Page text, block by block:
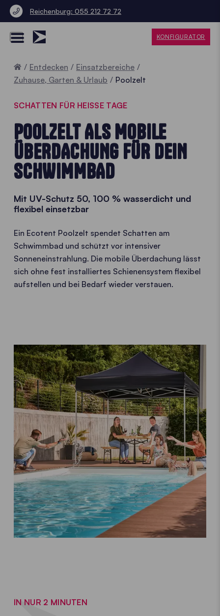
Reichenburg: 055 212 72 72
KONFIGURATOR
Home
Entdecken
Einsatzbereiche
Zuhause, Garten & Urlaub
Poolzelt
SCHATTEN FÜR HEISSE TAGE
POOLZELT ALS MOBILE
ÜBERDACHUNG FÜR DEIN
SCHWIMMBAD
Mit UV-Schutz 50, 100 % wasserdicht und
flexibel einsetzbar
Ein Ecotent Poolzelt spendet Schatten am
Schwimmbad und schützt vor intensiver
Sonneneinstrahlung. Die mobile Überdachung lässt
sich ohne fest installiertes Schienensystem flexibel
aufstellen und bei Bedarf wieder verstauen.
IN NUR 2 MINUTEN